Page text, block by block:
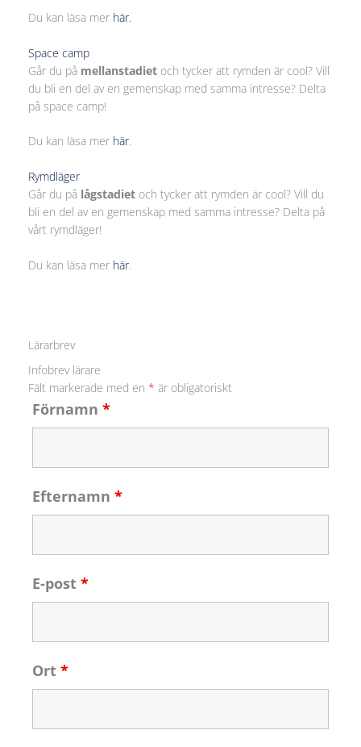
Du kan läsa mer här.
Space camp
Går du på mellanstadietoch tycker att rymden är cool? Vill
du bli en del av en gemenskap med samma intresse? Delta
på space camp!
Du kan läsa mer här.
Rymdläger
Går du på lågstadiet och tycker att rymden är cool? Vill du
bli en del av en gemenskap med samma intresse? Delta på
vårt rymdläger!
Du kan läsa mer här.
Lärarbrev
Infobrev lärare
Fält markerade med en * är obligatoriskt
Förnamn *
Efternamn *
E-post *
Ort *